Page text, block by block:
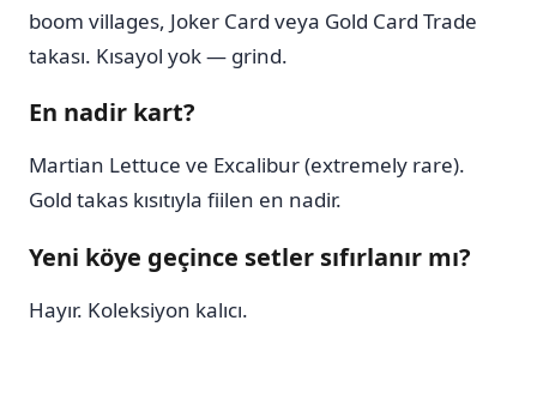
boom villages, Joker Card veya Gold Card Trade
takası. Kısayol yok — grind.
En nadir kart?
Martian Lettuce ve Excalibur (extremely rare).
Gold takas kısıtıyla fiilen en nadir.
Yeni köye geçince setler sıfırlanır mı?
Hayır. Koleksiyon kalıcı.